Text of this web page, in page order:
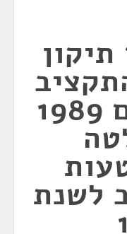
לשנת הכספים 1989
לשנת